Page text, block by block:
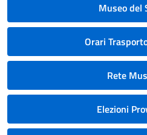
Museo del
Orari
Rete
Elezioni